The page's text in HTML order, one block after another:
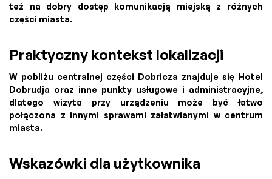
też na dobry dostęp komunikacją miejską z różnych
części miasta.
Praktyczny kontekst lokalizacji
W pobliżu centralnej części Dobricza znajduje się Hotel
Dobrudja oraz inne punkty usługowe i administracyjne,
dlatego wizyta przy urządzeniu może być łatwo
połączona z innymi sprawami załatwianymi w centrum
miasta.
Wskazówki dla użytkownika